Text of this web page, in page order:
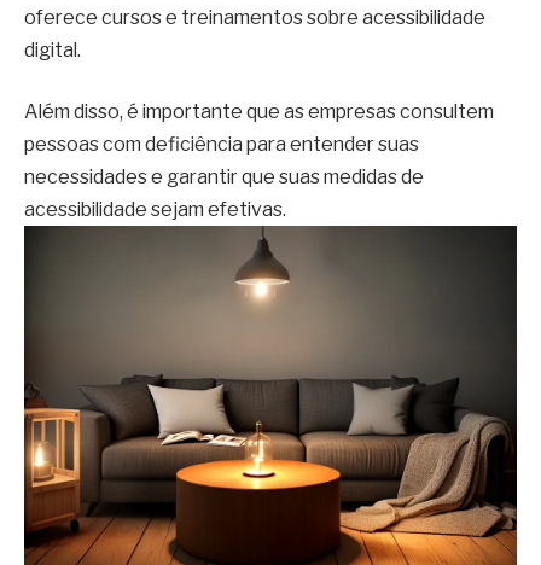
oferece cursos e treinamentos sobre acessibilidade
digital.
Além disso, é importante que as empresas consultem
pessoas com deficiência para entender suas
necessidades e garantir que suas medidas de
acessibilidade sejam efetivas.